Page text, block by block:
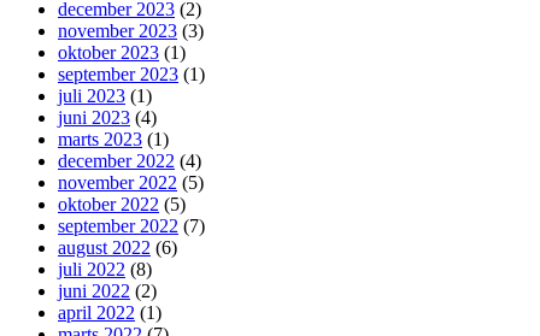
december 2023 (2)
november 2023 (3)
oktober 2023 (1)
september 2023 (1)
juli 2023 (1)
juni 2023 (4)
marts 2023 (1)
december 2022 (4)
november 2022 (5)
oktober 2022 (5)
september 2022 (7)
august 2022 (6)
juli 2022 (8)
juni 2022 (2)
april 2022 (1)